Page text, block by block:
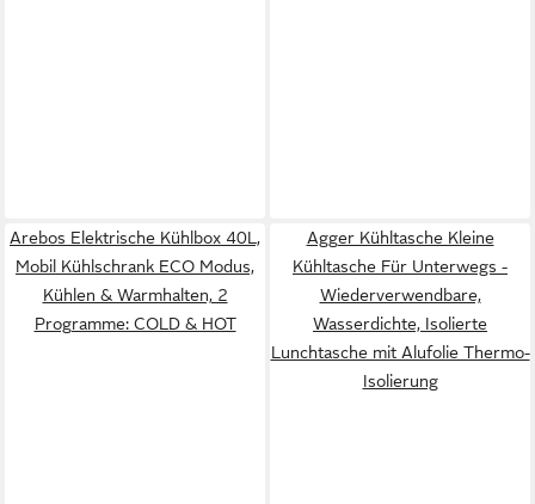
Arebos Elektrische Kühlbox 40L,
Mobil Kühlschrank ECO Modus,
Kühlen & Warmhalten, 2
Programme: COLD & HOT
Agger Kühltasche Kleine
Kühltasche Für Unterwegs -
Wiederverwendbare,
Wasserdichte, Isolierte
Lunchtasche mit Alufolie Thermo-
Isolierung